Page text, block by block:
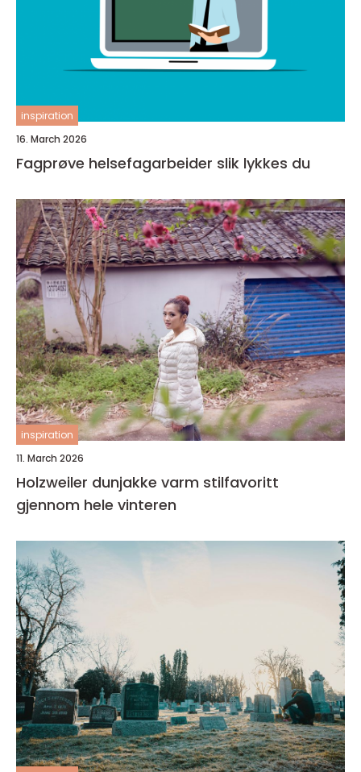
inspiration
16. March 2026
Fagprøve helsefagarbeider slik lykkes du
inspiration
11. March 2026
Holzweiler dunjakke varm stilfavoritt
gjennom hele vinteren